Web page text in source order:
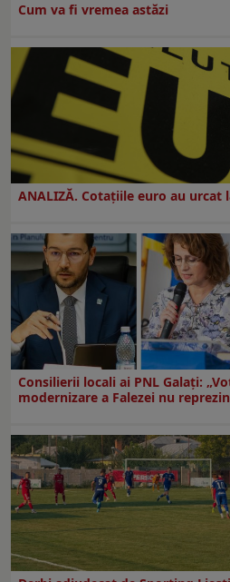
Cum va fi vremea astăzi
ANALIZĂ. Cotațiile euro au urcat
Consilierii locali ai PNL Galaţi:
modernizare a Falezei nu